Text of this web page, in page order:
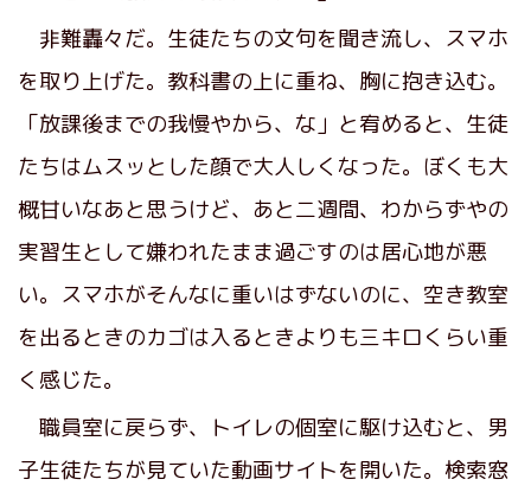
非難轟々だ。生徒たちの文句を聞き流し、スマホ
を取り上げた。教科書の上に重ね、胸に抱き込む。
「放課後までの我慢やから、な」と宥めると、生徒
たちはムスッとした顔で大人しくなった。ぼくも大
概甘いなあと思うけど、あと二週間、わからずやの
実習生として嫌われたまま過ごすのは居心地が悪
い。スマホがそんなに重いはずないのに、空き教室
を出るときのカゴは入るときよりも三キロくらい重
く感じた。
職員室に戻らず、トイレの個室に駆け込むと、男
子生徒たちが見ていた動画サイトを開いた。検索窓